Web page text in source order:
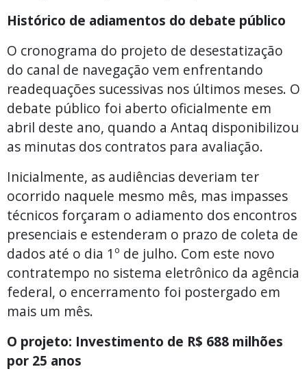
Histórico de adiamentos do debate público
O cronograma do projeto de desestatização
do canal de navegação vem enfrentando
readequações sucessivas nos últimos meses. O
debate público foi aberto oficialmente em
abril deste ano, quando a Antaq disponibilizou
as minutas dos contratos para avaliação.
Inicialmente, as audiências deveriam ter
ocorrido naquele mesmo mês, mas impasses
técnicos forçaram o adiamento dos encontros
presenciais e estenderam o prazo de coleta de
dados até o dia 1º de julho. Com este novo
contratempo no sistema eletrônico da agência
federal, o encerramento foi postergado em
mais um mês.
O projeto: Investimento de R$ 688 milhões
por 25 anos